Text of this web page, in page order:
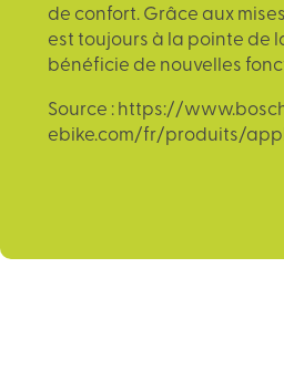
de confort. Grâce aux
est toujours à la pointe de
bénéficie de nouvelles
Source : https://
ebike.com/fr/produits/